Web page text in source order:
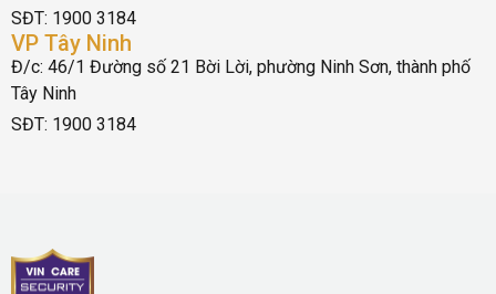
SĐT: 1900 3184
VP Tây Ninh
Đ/c: 46/1 Đường số 21 Bời Lời, phường Ninh Sơn, thành phố
Tây Ninh
SĐT: 1900 3184